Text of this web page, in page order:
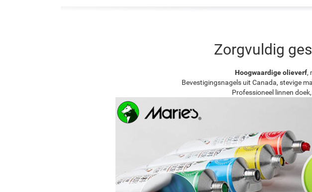
Zorgvuldig
Hoogwaardige olieverf,
Bevestigingsnagels uit Canada, stevige
Professioneel linnen